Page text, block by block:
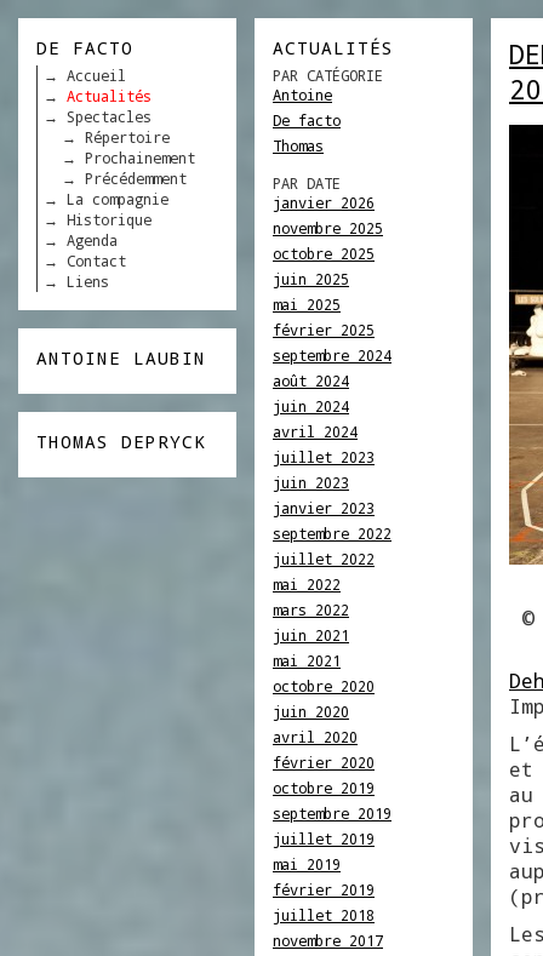
DE FACTO
Accueil
Actualités
Spectacles
Répertoire
Prochainement
Précédemment
La compagnie
Historique
Agenda
Contact
Liens
ANTOINE LAUBIN
THOMAS DEPRYCK
ACTUALITÉS
PAR CATÉGORIE
Antoine
De facto
Thomas
PAR DATE
janvier 2026
novembre 2025
octobre 2025
juin 2025
mai 2025
février 2025
septembre 2024
août 2024
juin 2024
avril 2024
juillet 2023
juin 2023
janvier 2023
septembre 2022
juillet 2022
mai 2022
mars 2022
juin 2021
mai 2021
octobre 2020
juin 2020
avril 2020
février 2020
octobre 2019
septembre 2019
juillet 2019
mai 2019
février 2019
juillet 2018
novembre 2017
©
et